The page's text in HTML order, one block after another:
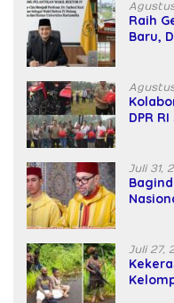
Raih
Baru,
DPR
Juli 31,
Juli 27,